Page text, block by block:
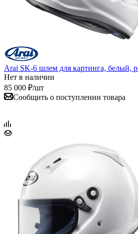
Arai SK-6 шлем для картинга, белый,
Нет в наличии
85 000 ₽/шт
Сообщить о поступлении товара